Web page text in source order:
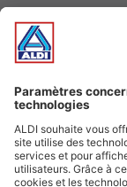
Offres
Infos essentielles
Suivez